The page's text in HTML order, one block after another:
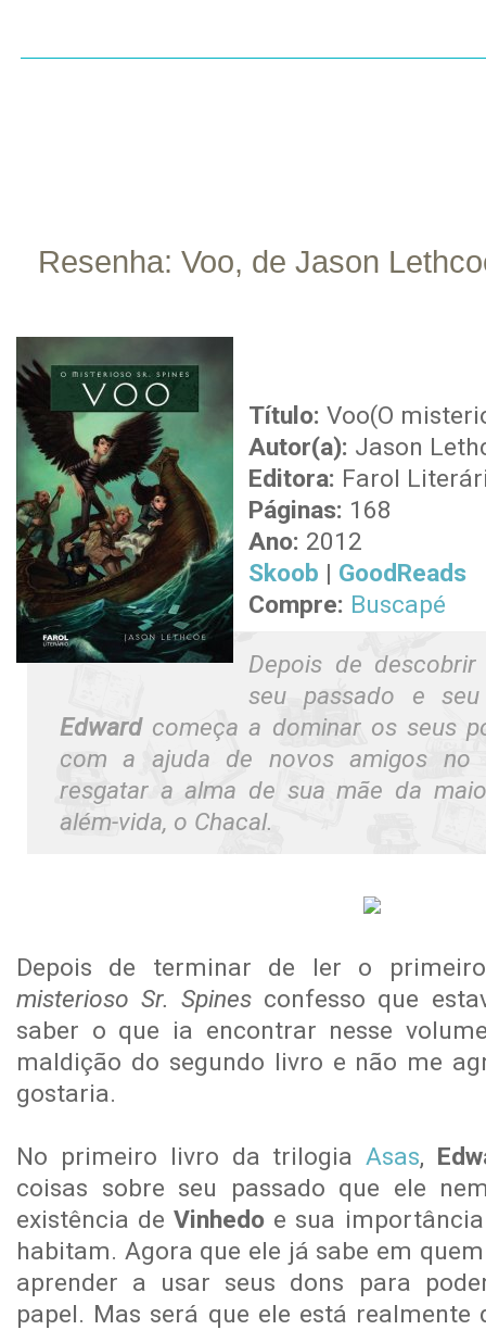
Resenha: Voo, de Jason
Título: Voo(O
Autor(a): Jason
Editora: Farol
Páginas: 168
Ano: 2012
Skoob | GoodReads
Compre: Buscapé
Depois de
seu passado e
Edward começa a dominar os seus
com a ajuda de novos amigos no
resgatar a alma de sua mãe da
além-vida, o Chacal.
Depois de terminar de ler o
misterioso Sr. Spines confesso que
saber o que ia encontrar nesse
maldição do segundo livro e não me
gostaria.
No primeiro livro da trilogiaAsas,
coisas sobre seu passado que ele
existência deVinhedo e sua
habitam. Agora que ele já sabe em
aprender a usar seus dons para
papel. Mas será que ele está